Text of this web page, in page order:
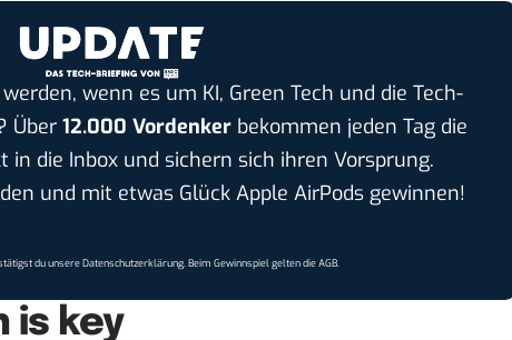
wenn es um KI, Green Tech und die Tech-
Über 12.000 Vordenkerbekommen jeden Tag die
in die Inbox und sichern sich ihren Vorsprung.
und mit etwas Glück Apple AirPods gewinnen!
du unsereDatenschutzerklärung. Beim Gewinnspiel gelten dieAGB.
is key